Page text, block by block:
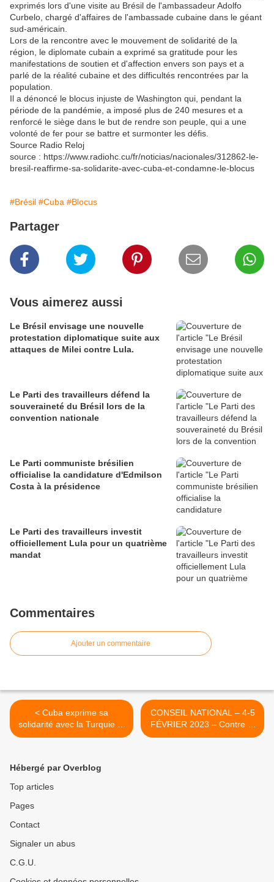
exprimés lors d'une visite au Brésil de l'ambassadeur Adolfo
Curbelo, chargé d'affaires de l'ambassade cubaine dans le géant
sud-américain.
Lors de la rencontre avec le mouvement de solidarité de la
région, le diplomate cubain a exprimé sa gratitude pour les
manifestations de soutien et d'affection envers son pays et a
parlé de la réalité cubaine et des difficultés rencontrées par la
population.
Il a dénoncé le blocus injuste de Washington qui, pendant la
période de la pandémie, a imposé plus de 240 mesures et a
renforcé le siège dans le but de rendre son peuple, qui a une
volonté de fer pour se battre et surmonter les défis.
Source Radio Reloj
source : https://www.radiohc.cu/fr/noticias/nacionales/312862-le-
bresil-reaffirme-sa-solidarite-avec-cuba-et-condamne-le-blocus
#Brésil #Cuba #Blocus
Partager
Vous aimerez aussi
Le Brésil envisage une nouvelle
protestation diplomatique suite aux
attaques de Milei contre Lula.
Le Parti des travailleurs défend la
souveraineté du Brésil lors de la
convention nationale
Le Parti communiste brésilien
officialise la candidature d'Edmilson
Costa à la présidence
Le Parti des travailleurs investit
officiellement Lula pour un quatrième
mandat
Commentaires
Ajouter un commentaire
< Cuba exprime sa
solidarité avec la Turquie et
la Syrie après le
CONSEIL NATIONAL – 4-5
FÉVRIER 2023 – Contre la
réforme des retraites, les
Hébergé par Overblog
Top articles
Pages
Contact
Signaler un abus
C.G.U.